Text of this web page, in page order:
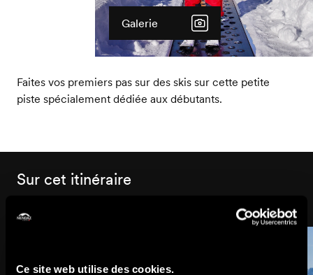
Ce site web utilise des cookies.
Galerie
Faites vos premiers pas sur des skis sur cette petite
piste spécialement dédiée aux débutants.
Sur cet itinéraire